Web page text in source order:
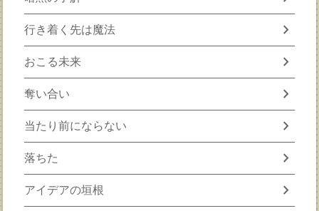
行き着く先は魔法 chevron_right
おこる未来 chevron_right
奪い合い chevron_right
当たり前にならない chevron_right
落ちた chevron_right
アイデアの垣根 chevron_right